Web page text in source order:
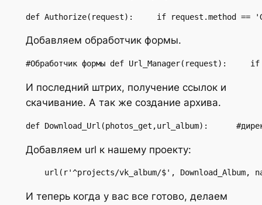
def Authorize(request):     if request.method ==
Добавляем обработчик формы.
#Обработчик формы def
И последний штрих, получение ссылок и
скачивание. А так же создание архива.
def Download_Url(photos_get,url_album):
Добавляем url к нашему проекту:
url(r'^projects/vk_album/$', Download_Album,
И теперь когда у вас все готово, делаем